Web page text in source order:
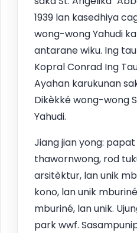
1939 lan kasedhiya
wong-wong Yahudi
antarane wiku. Ing
Kopral Conrad Ing
Ayahan karukunan
Dikèkké wong-wong
Yahudi.
Jiang jian yong:
thawornwong, rod
arsitèktur, lan unik
kono, lan unik
mburiné, lan unik.
park wwf.